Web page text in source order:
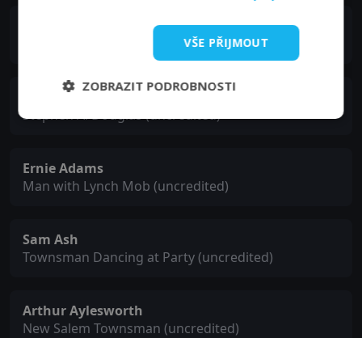
Milburn Stone
Stephen A. Douglas (uncredited)
Ernie Adams
Man with Lynch Mob (uncredited)
Sam Ash
Townsman Dancing at Party (uncredited)
Arthur Aylesworth
New Salem Townsman (uncredited)
VŠE PŘIJMOUT
ZOBRAZIT PODROBNOSTI